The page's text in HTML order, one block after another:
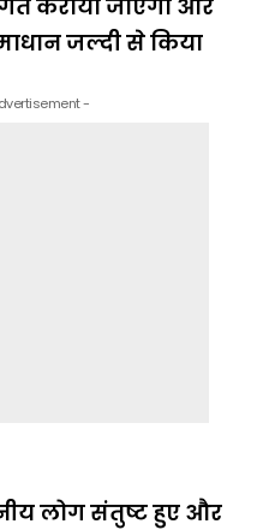
कराया जाएगा और
जल्दी से किया
-
लोग संतुष्ट हुए और